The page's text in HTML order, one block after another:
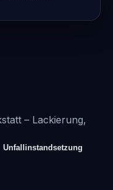
– Lackierung,
Unfallinstandsetzung